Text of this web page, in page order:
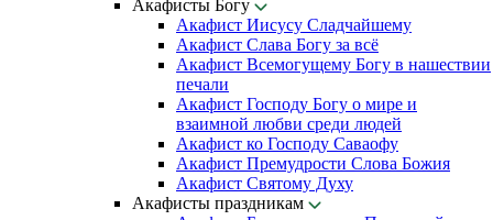
Акафисты Богу
Акафист Иисусу Сладчайшему
Акафист Слава Богу за всё
Акафист Всемогущему Богу в нашествии
печали
Акафист Господу Богу о мире и
взаимной любви среди людей
Акафист ко Господу Саваофу
Акафист Премудрости Слова Божия
Акафист Святому Духу
Акафисты праздникам